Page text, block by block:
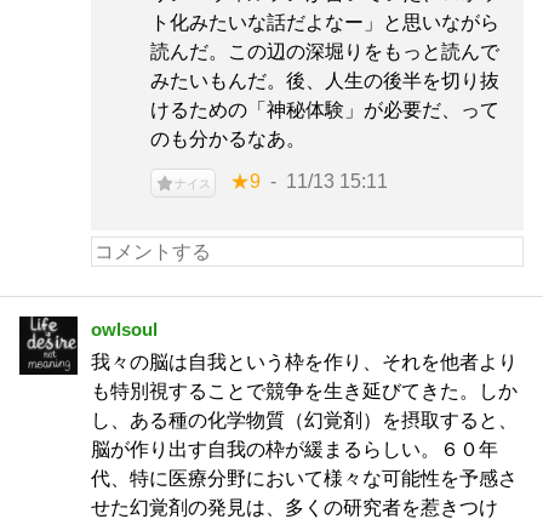
ト化みたいな話だよなー」と思いながら
読んだ。この辺の深堀りをもっと読んで
みたいもんだ。後、人生の後半を切り抜
けるための「神秘体験」が必要だ、って
のも分かるなあ。
ナイス ★9 11/13 15:11
owlsoul
我々の脳は自我という枠を作り、それを他者より
も特別視することで競争を生き延びてきた。しか
し、ある種の化学物質（幻覚剤）を摂取すると、
脳が作り出す自我の枠が緩まるらしい。６０年
代、特に医療分野において様々な可能性を予感さ
せた幻覚剤の発見は、多くの研究者を惹きつけ